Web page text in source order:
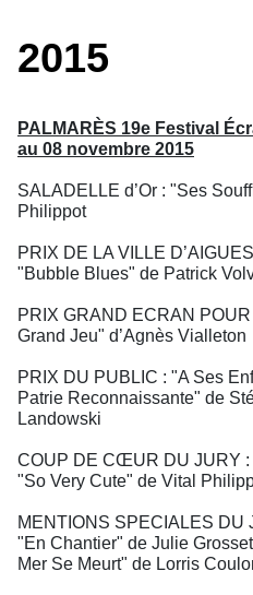
2015
PALMARÈS 19e Festival
au 08 novembre 2015
SALADELLE d’Or : "Ses
Philippot
PRIX DE LA VILLE
"Bubble Blues" de Patrick
PRIX GRAND ECRAN
Grand Jeu" d’Agnès Vialleton
PRIX DU PUBLIC : "A Ses
Patrie Reconnaissante" de
Landowski
COUP DE CŒUR DU JURY :
"So Very Cute" de Vital
MENTIONS SPECIALES DU
"En Chantier" de Julie
Mer Se Meurt" de Lorris